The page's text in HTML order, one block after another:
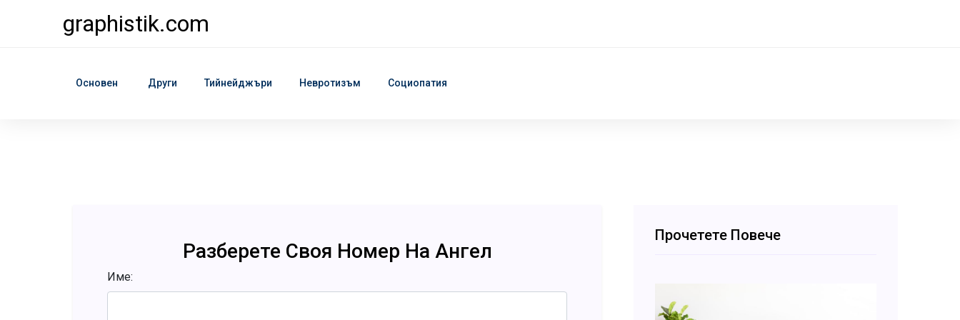
graphistik.com
Основен Други Тийнейджъри Невротизъм Социопатия
Разберете Своя Номер На Ангел
Име:
Прочетете Повече